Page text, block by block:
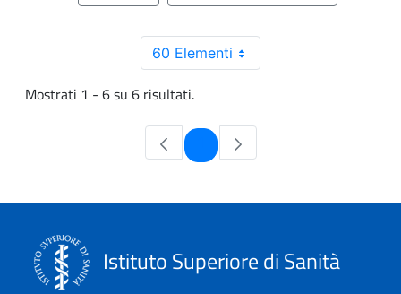
60 Elementi
Mostrati 1 - 6 su 6 risultati.
Pagina
Istituto Superiore di Sanità